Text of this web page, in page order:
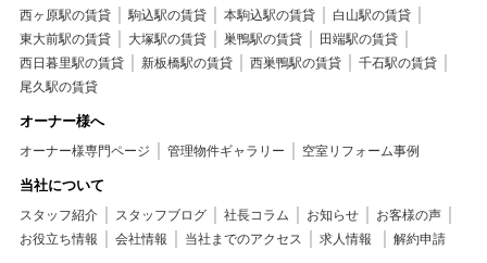
西ヶ原駅の賃貸
駒込駅の賃貸 本駒込駅の賃貸
白山駅の賃貸
東大前駅の賃貸
大塚駅の賃貸 巣鴨駅の賃貸
田端駅の賃貸
西日暮里駅の賃貸
新板橋駅の賃貸 西巣鴨駅の賃貸
千石駅の賃貸
尾久駅の賃貸
オーナー様へ
オーナー様専門ページ 管理物件ギャラリー 空室リフォーム事例
当社について
スタッフ紹介 スタッフブログ 社長コラム お知らせ
お客様の声
お役立ち情報
会社情報 当社までのアクセス 求人情報 解約申請